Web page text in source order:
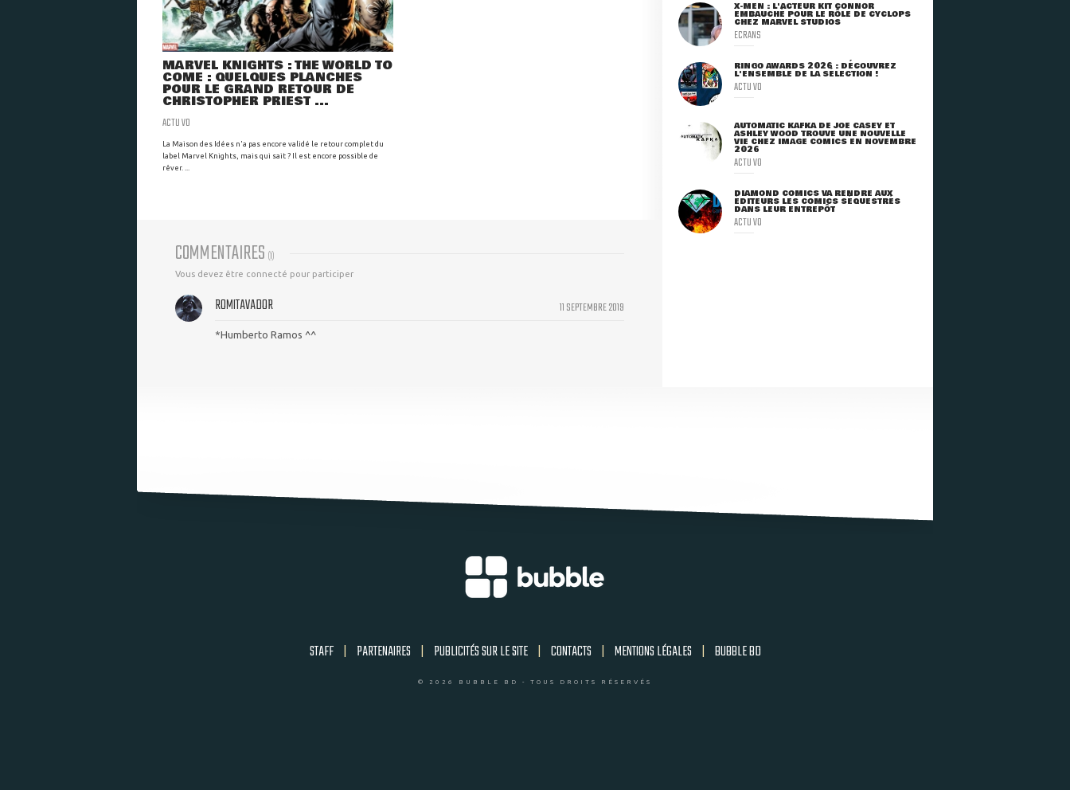
MARVEL KNIGHTS : THE WORLD TO
COME : QUELQUES PLANCHES
POUR LE GRAND RETOUR DE
CHRISTOPHER PRIEST ...
ACTU VO
La Maison des Idées n'a pas encore validé le retour complet du
label Marvel Knights, mais qui sait ? Il est encore possible de
rêver. ...
COMMENTAIRES (1)
Vous devez être connecté pour participer
11 SEPTEMBRE 2019
ROMITAVADOR
*Humberto Ramos ^^
X-MEN : L'ACTEUR KIT CONNOR
EMBAUCHÉ POUR LE RÔLE DE CYCLOPS
CHEZ MARVEL STUDIOS
ECRANS
RINGO AWARDS 2026 : DÉCOUVREZ
L'ENSEMBLE DE LA SÉLECTION !
ACTU VO
AUTOMATIC KAFKA DE JOE CASEY ET
ASHLEY WOOD TROUVE UNE NOUVELLE
VIE CHEZ IMAGE COMICS EN NOVEMBRE
2026
ACTU VO
DIAMOND COMICS VA RENDRE AUX
ÉDITEURS LES COMICS SÉQUESTRÉS
DANS LEUR ENTREPÔT
ACTU VO
STAFF | PARTENAIRES | PUBLICITÉS SUR LE SITE | CONTACTS | MENTIONS LÉGALES | BUBBLE BD
© 2026 BUBBLE BD - TOUS DROITS RÉSERVÉS